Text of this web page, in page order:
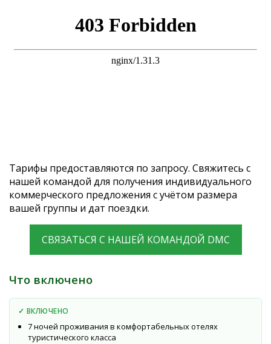
Тарифы предоставляются по запросу. Свяжитесь с
нашей командой для получения индивидуального
коммерческого предложения с учётом размера
вашей группы и дат поездки.
СВЯЗАТЬСЯ С НАШЕЙ КОМАНДОЙ DMC
Что включено
✓ ВКЛЮЧЕНО
7 ночей проживания в комфортабельных отелях
туристического класса